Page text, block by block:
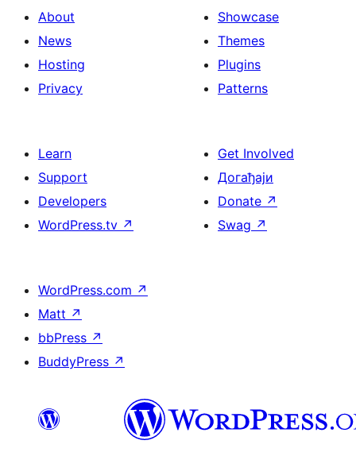
About
News
Hosting
Privacy
Showcase
Themes
Plugins
Patterns
Learn
Support
Developers
WordPress.tv ↗
Get Involved
Догађаји
Donate ↗
Swag ↗
WordPress.com ↗
Matt ↗
bbPress ↗
BuddyPress ↗